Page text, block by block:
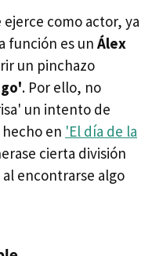
ejerce como actor, ya
función es un Álex
un pinchazo
. Por ello, no
un intento de
en 'El día de la
cierta división
encontrarse algo